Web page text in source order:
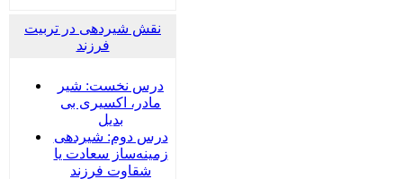
نقش شیردهی در تربیت
فرزند
درس نخست: شیر
مادر، اکسیری بی
بدیل
درس دوم: شیردهی
زمینه‌ساز سعادت یا
شقاوت فرزند